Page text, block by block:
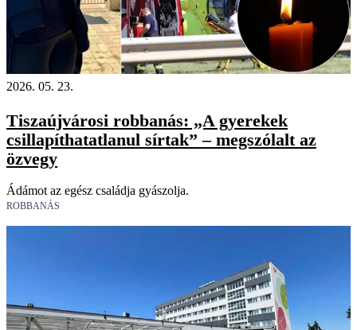
2026. 05. 23.
Tiszaújvárosi robbanás: „A gyerekek
csillapíthatatlanul sírtak” – megszólalt az
özvegy
Ádámot az egész családja gyászolja.
ROBBANÁS